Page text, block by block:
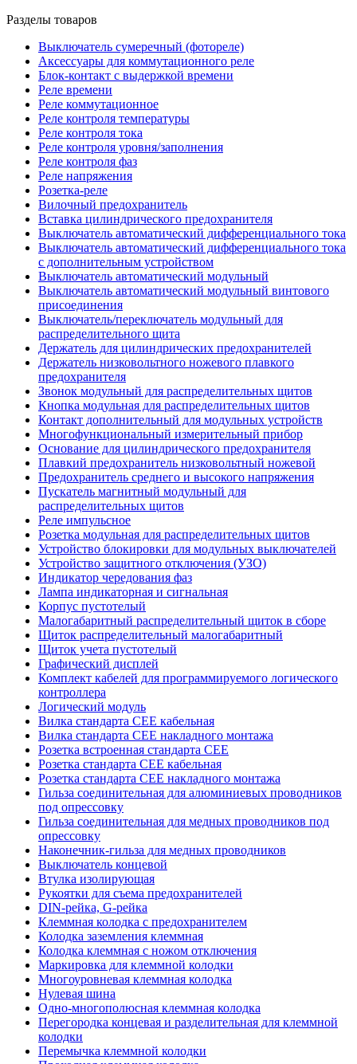
Разделы товаров
Выключатель сумеречный (фотореле)
Аксессуары для коммутационного реле
Блок-контакт с выдержкой времени
Реле времени
Реле коммутационное
Реле контроля температуры
Реле контроля тока
Реле контроля уровня/заполнения
Реле контроля фаз
Реле напряжения
Розетка-реле
Вилочный предохранитель
Вставка цилиндрического предохранителя
Выключатель автоматический дифференциального тока
Выключатель автоматический дифференциального тока
с дополнительным устройством
Выключатель автоматический модульный
Выключатель автоматический модульный винтового
присоединения
Выключатель/переключатель модульный для
распределительного щита
Держатель для цилиндрических предохранителей
Держатель низковольтного ножевого плавкого
предохранителя
Звонок модульный для распределительных щитов
Кнопка модульная для распределительных щитов
Контакт дополнительный для модульных устройств
Многофункциональный измерительный прибор
Основание для цилиндрического предохранителя
Плавкий предохранитель низковольтный ножевой
Предохранитель среднего и высокого напряжения
Пускатель магнитный модульный для
распределительных щитов
Реле импульсное
Розетка модульная для распределительных щитов
Устройство блокировки для модульных выключателей
Устройство защитного отключения (УЗО)
Индикатор чередования фаз
Лампа индикаторная и сигнальная
Корпус пустотелый
Малогабаритный распределительный щиток в сборе
Щиток распределительный малогабаритный
Щиток учета пустотелый
Графический дисплей
Комплект кабелей для программируемого логического
контроллера
Логический модуль
Вилка стандарта CEE кабельная
Вилка стандарта CEE накладного монтажа
Розетка встроенная стандарта CEE
Розетка стандарта СЕЕ кабельная
Розетка стандарта СЕЕ накладного монтажа
Гильза соединительная для алюминиевых проводников
под опрессовку
Гильза соединительная для медных проводников под
опрессовку
Наконечник-гильза для медных проводников
Выключатель концевой
Втулка изолирующая
Рукоятки для съема предохранителей
DIN-рейка, G-рейка
Клеммная колодка с предохранителем
Колодка заземления клеммная
Колодка клеммная с ножом отключения
Маркировка для клеммной колодки
Многоуровневая клеммная колодка
Нулевая шина
Одно-многополюсная клеммная колодка
Перегородка концевая и разделительная для клеммной
колодки
Перемычка клеммной колодки